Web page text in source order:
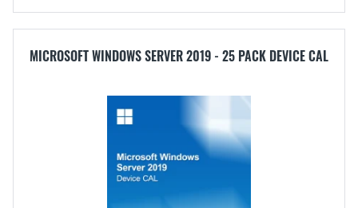
MICROSOFT WINDOWS SERVER 2019 - 25 PACK DEVICE CAL